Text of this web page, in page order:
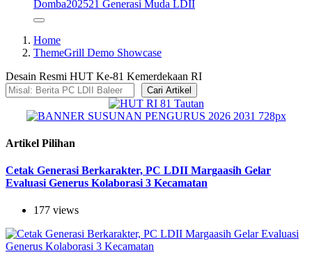
Domba202521 Generasi Muda LDII
Home
ThemeGrill Demo Showcase
Desain Resmi HUT Ke-81 Kemerdekaan RI
Cari Artikel
Artikel Pilihan
Cetak Generasi Berkarakter, PC LDII Margaasih Gelar
Evaluasi Generus Kolaborasi 3 Kecamatan
177 views